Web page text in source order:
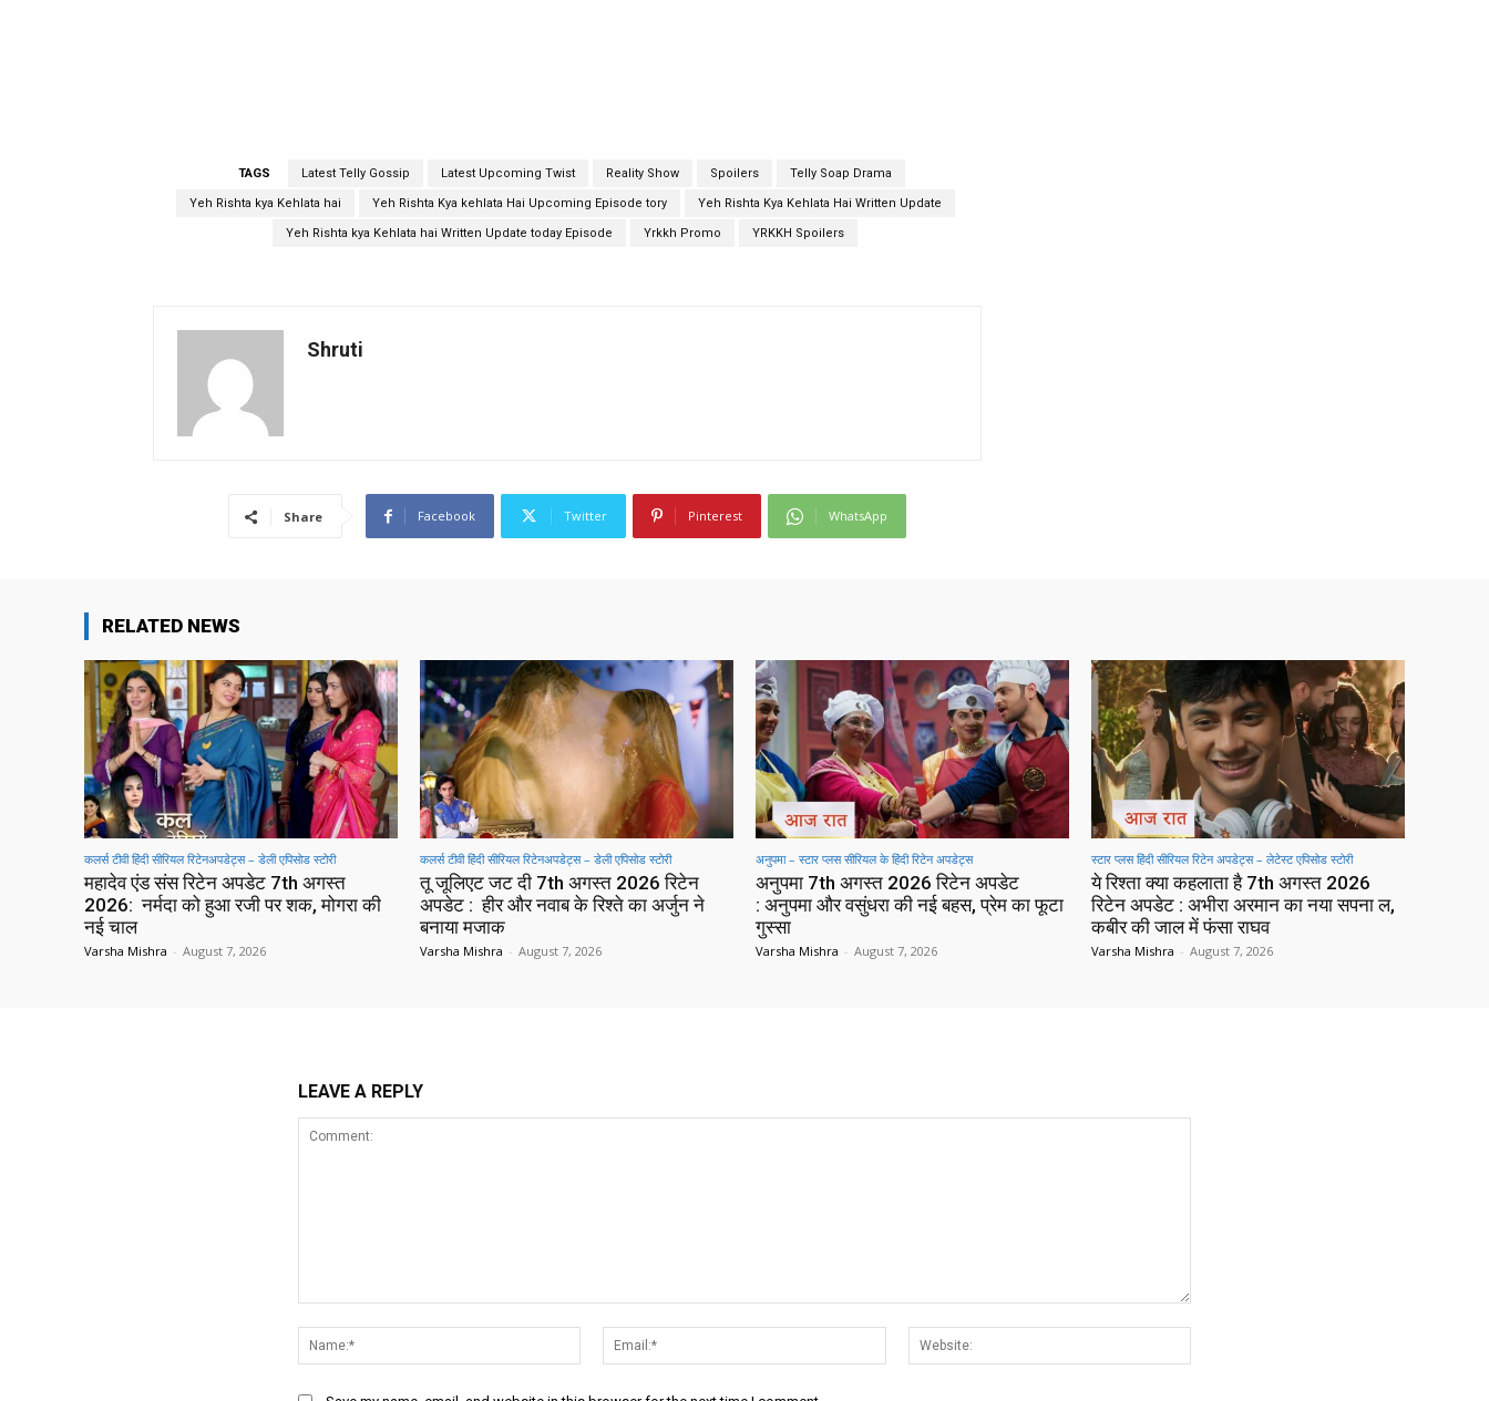
TAGS Latest Telly Gossip Latest Upcoming Twist Reality Show Spoilers Telly Soap Drama
Yeh Rishta kya Kehlata hai Yeh Rishta Kya kehlata Hai Upcoming Episode tory Yeh Rishta Kya Kehlata Hai Written Update
Yeh Rishta kya Kehlata hai Written Update today Episode Yrkkh Promo YRKKH Spoilers
Shruti
Share Facebook Twitter Pinterest WhatsApp
RELATED NEWS
कलर्स टीवी हिंदी सीरियल रिटेनअपडेट्स – डेली एपिसोड स्टोरी
महादेव एंड संस रिटेन अपडेट 7th अगस्त
2026: नर्मदा को हुआ रजी पर शक, मोगरा की
नई चाल
Varsha Mishra - August 7, 2026
कलर्स टीवी हिंदी सीरियल रिटेनअपडेट्स – डेली एपिसोड स्टोरी
तू जूलिएट जट दी 7th अगस्त 2026 रिटेन
अपडेट : हीर और नवाब के रिश्ते का अर्जुन ने
बनाया मजाक
Varsha Mishra - August 7, 2026
अनुपमा – स्टार प्लस सीरियल के हिंदी रिटेन अपडेट्स
अनुपमा 7th अगस्त 2026 रिटेन अपडेट
: अनुपमा और वसुंधरा की नई बहस, प्रेम का फूटा
गुस्सा
Varsha Mishra - August 7, 2026
स्टार प्लस हिंदी सीरियल रिटेन अपडेट्स – लेटेस्ट एपिसोड स्टोरी
ये रिश्ता क्या कहलाता है 7th अगस्त 2026
रिटेन अपडेट : अभीरा अरमान का नया सपना ल,
कबीर की जाल में फंसा राघव
Varsha Mishra - August 7, 2026
LEAVE A REPLY
Name:*
Email:*